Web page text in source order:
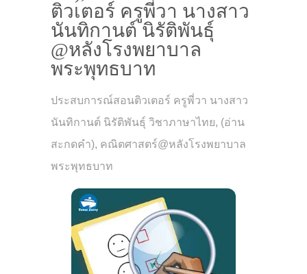
ติวเตอร์ ครูพี่วา นางสาว
นันทิกานต์ นิรัติพันธุ์
@หลังโรงพยาบาล
พระพุทธบาท
ประสบการณ์สอนติวเตอร์ ครูพี่วา นางสาว
นันทิกานต์ นิรัติพันธุ์ วิชาภาษาไทย, (อ่าน
สะกดคำ), คณิตศาสตร์@หลังโรงพยาบาล
พระพุทธบาท